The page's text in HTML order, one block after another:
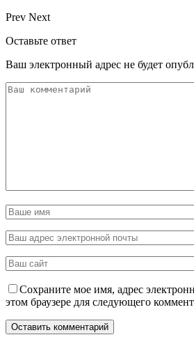
Prev Next
Оставьте ответ
Ваш электронный адрес не будет
Сохраните мое имя, адрес
этом браузере для следующего